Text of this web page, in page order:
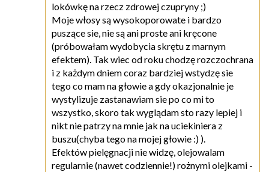
lokówkę na rzecz zdrowej czupryny ;)
Moje włosy są wysokoporowate i bardzo
puszące sie, nie są ani proste ani kręcone
(próbowałam wydobycia skrętu z marnym
efektem). Tak wiec od roku chodzę rozczochrana
i z każdym dniem coraz bardziej wstydzę sie
tego co mam na głowie a gdy okazjonalnie je
wystylizuje zastanawiam sie po co mi to
wszystko, skoro tak wyglądam sto razy lepiej i
nikt nie patrzy na mnie jak na uciekiniera z
buszu(chyba tego na mojej głowie :) ).
Efektów pielęgnacji nie widzę, olejowalam
regularnie (nawet codziennie!) rożnymi olejkami -